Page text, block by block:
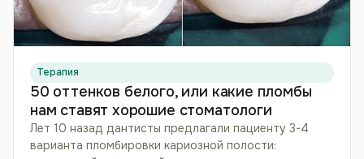
Терапия
50 оттенков белого, или какие пломбы
нам ставят хорошие стоматологи
Лет 10 назад дантисты предлагали пациенту 3-4
варианта пломбировки кариозной полости: